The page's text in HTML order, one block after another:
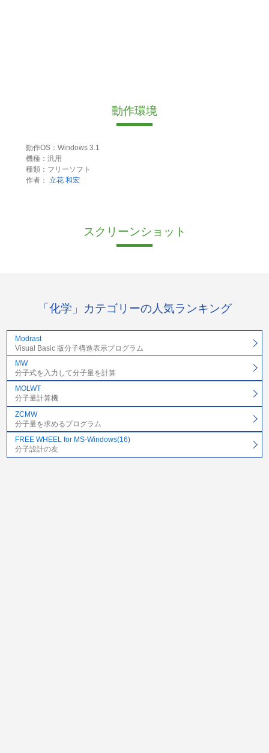
動作環境
動作OS：Windows 3.1
機種：汎用
種類：フリーソフト
作者： 立花 和宏
スクリーンショット
「化学」カテゴリーの人気ランキング
Modrast
Visual Basic 版分子構造表示プログラム
MW
分子式を入力して分子量を計算
MOLWT
分子量計算機
ZCMW
分子量を求めるプログラム
FREE WHEEL for MS-Windows(16)
分子設計の友